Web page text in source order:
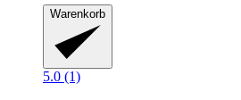
Warenkorb
5.0 (1)